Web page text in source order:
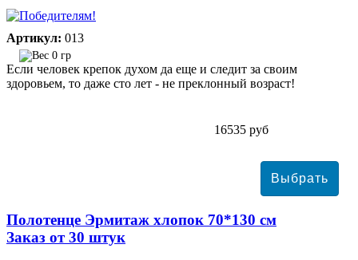
Артикул: 013
0 гр
Если человек крепок духом да еще и следит за своим
здоровьем, то даже сто лет - не преклонный возраст!
16535 руб
Полотенце Эрмитаж хлопок 70*130 см
Заказ от 30 штук